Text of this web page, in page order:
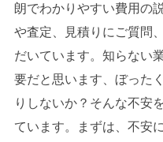
朗でわかりやすい費用の
や査定、見積りにご質問
だいています。知らない
要だと思います、ぼった
りしないか？そんな不安
ています。まずは、不安